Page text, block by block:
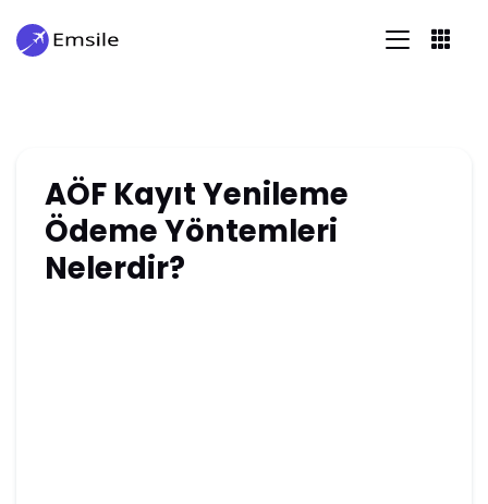
AÖF Kayıt Yenileme
Ödeme Yöntemleri
Nelerdir?